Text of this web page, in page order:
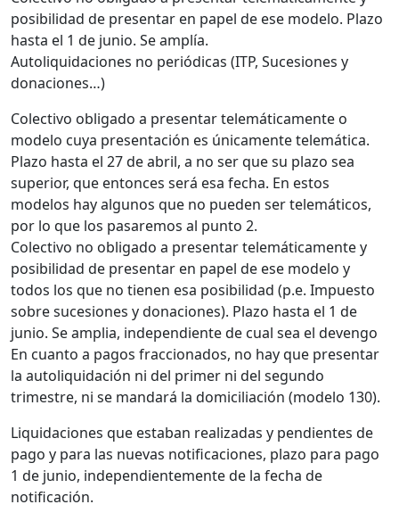
posibilidad de presentar en papel de ese modelo. Plazo
hasta el 1 de junio. Se amplía.
Autoliquidaciones no periódicas (ITP, Sucesiones y
donaciones…)
Colectivo obligado a presentar telemáticamente o
modelo cuya presentación es únicamente telemática.
Plazo hasta el 27 de abril, a no ser que su plazo sea
superior, que entonces será esa fecha. En estos
modelos hay algunos que no pueden ser telemáticos,
por lo que los pasaremos al punto 2.
Colectivo no obligado a presentar telemáticamente y
posibilidad de presentar en papel de ese modelo y
todos los que no tienen esa posibilidad (p.e. Impuesto
sobre sucesiones y donaciones). Plazo hasta el 1 de
junio. Se amplia, independiente de cual sea el devengo
En cuanto a pagos fraccionados, no hay que presentar
la autoliquidación ni del primer ni del segundo
trimestre, ni se mandará la domiciliación (modelo 130).
Liquidaciones que estaban realizadas y pendientes de
pago y para las nuevas notificaciones, plazo para pago
1 de junio, independientemente de la fecha de
notificación.